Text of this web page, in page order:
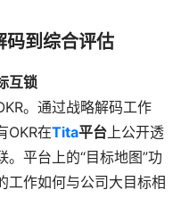
码到综合评估
互锁
。通过战略解码工作
OKR在Tita平台上公开透
平台上的“目标地图”功
工作如何与公司大目标相